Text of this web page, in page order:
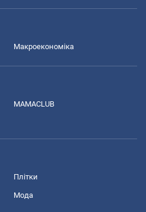
Макроекономіка
MAMACLUB
Плітки
Мода